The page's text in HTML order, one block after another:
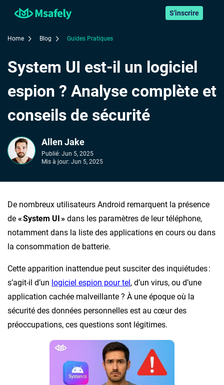
S'inscrire
Home Blog Guides Pratiques
System UI est-il un logiciel
espion ? Analyse complète et
conseils de sécurité
Allen Jake
Publié: Jun 5, 2025
Mis à jour: Jun 5, 2025
De nombreux utilisateurs Android remarquent la présence
de « System UI » dans les paramètres de leur téléphone,
notamment dans la liste des applications en cours ou dans
la consommation de batterie.
Cette apparition inattendue peut susciter des inquiétudes :
s’agit-il d’un logiciel espion pour tel, d’un virus, ou d’une
application cachée malveillante ? À une époque où la
sécurité des données personnelles est au cœur des
préoccupations, ces questions sont légitimes.